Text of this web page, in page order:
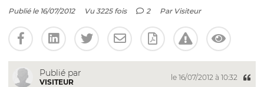
Publié le 16/07/2012 Vu 3225 fois 2 Par Visiteur
Publié par
VISITEUR
le 16/07/2012 à 10:32